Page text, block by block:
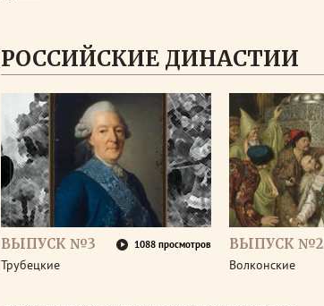
РОССИЙСКИЕ ДИНАСТИИ
ВЫПУСК №3 1088 просмотров
Трубецкие
ВЫПУСК №2
Волконские